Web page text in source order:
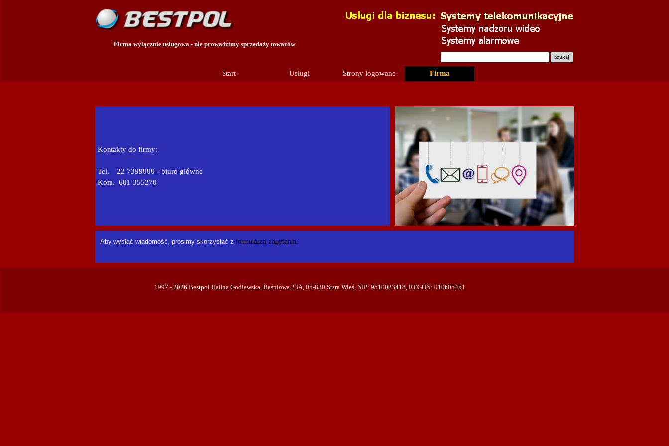
Szukaj
Start Usługi Strony logowane Firma
Firma wyłącznie usługowa - nie prowadzimy sprzedaży towarów
Kontakty do firmy:
Tel. 22 7399000 - biuro główne
Kom. 601 355270
Aby wysłać wiadomość, prosimy skorzystać zformularza zapytania.
1997 - 2026 Bestpol Halina Godlewska, Baśniowa 23A, 05-830 Stara Wieś, NIP: 9510023418, REGON: 010605451